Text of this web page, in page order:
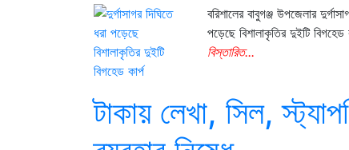
বরিশালের বাবুগঞ্জ উপজেলার
পড়েছে বিশালাকৃতির দুইটি বিগহেড
বিস্তারিত...
টাকায় লেখা, সিল,